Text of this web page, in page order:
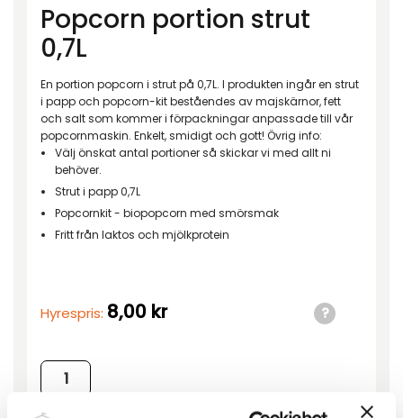
Popcorn portion strut
0,7L
En portion popcorn i strut på 0,7L. I produkten ingår en strut
i papp och popcorn-kit beståendes av majskärnor, fett
och salt som kommer i förpackningar anpassade till vår
popcornmaskin. Enkelt, smidigt och gott! Övrig info:
Välj önskat antal portioner så skickar vi med allt ni
behöver.
Strut i papp 0,7L
Popcornkit - biopopcorn med smörsmak
Fritt från laktos och mjölkprotein
Hyrespris: 8,00 kr
Popcorn portion strut 0,7L mängd